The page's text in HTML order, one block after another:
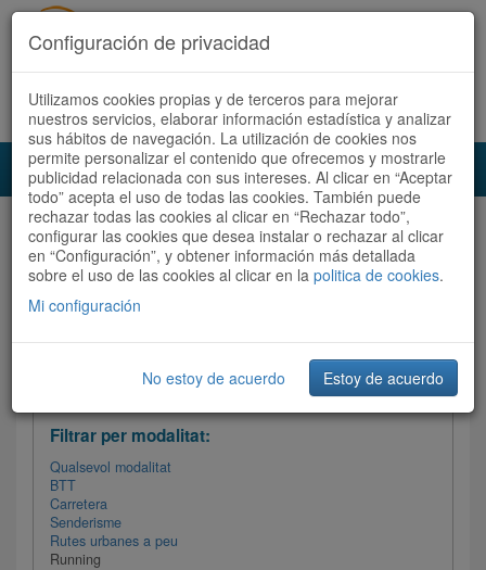
Accedeix Registra't ara Español Català
Audioruta Totes les rutes
Totes les rutes Ordenar per: Més recents / Dificultat
Filtrar les rutes
Filtrar per modalitat:
Qualsevol modalitat
BTT
Carretera
Senderisme
Rutes urbanes a peu
Running
Configuración de privacidad
Utilizamos cookies propias y de terceros para mejorar
nuestros servicios, elaborar información estadística y analizar
sus hábitos de navegación. La utilización de cookies nos
permite personalizar el contenido que ofrecemos y mostrarle
publicidad relacionada con sus intereses. Al clicar en “Aceptar
todo” acepta el uso de todas las cookies. También puede
rechazar todas las cookies al clicar en “Rechazar todo”,
configurar las cookies que desea instalar o rechazar al clicar
en “Configuración”, y obtener información más detallada
sobre el uso de las cookies al clicar en la politica de cookies.
Mi configuración
No estoy de acuerdo Estoy de acuerdo